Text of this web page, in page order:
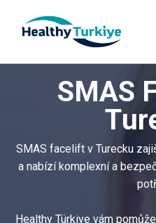
p
n
SMAS
SMAS facelift v Turecku
a nabízí komplexní a
Healthy Türkiye vám